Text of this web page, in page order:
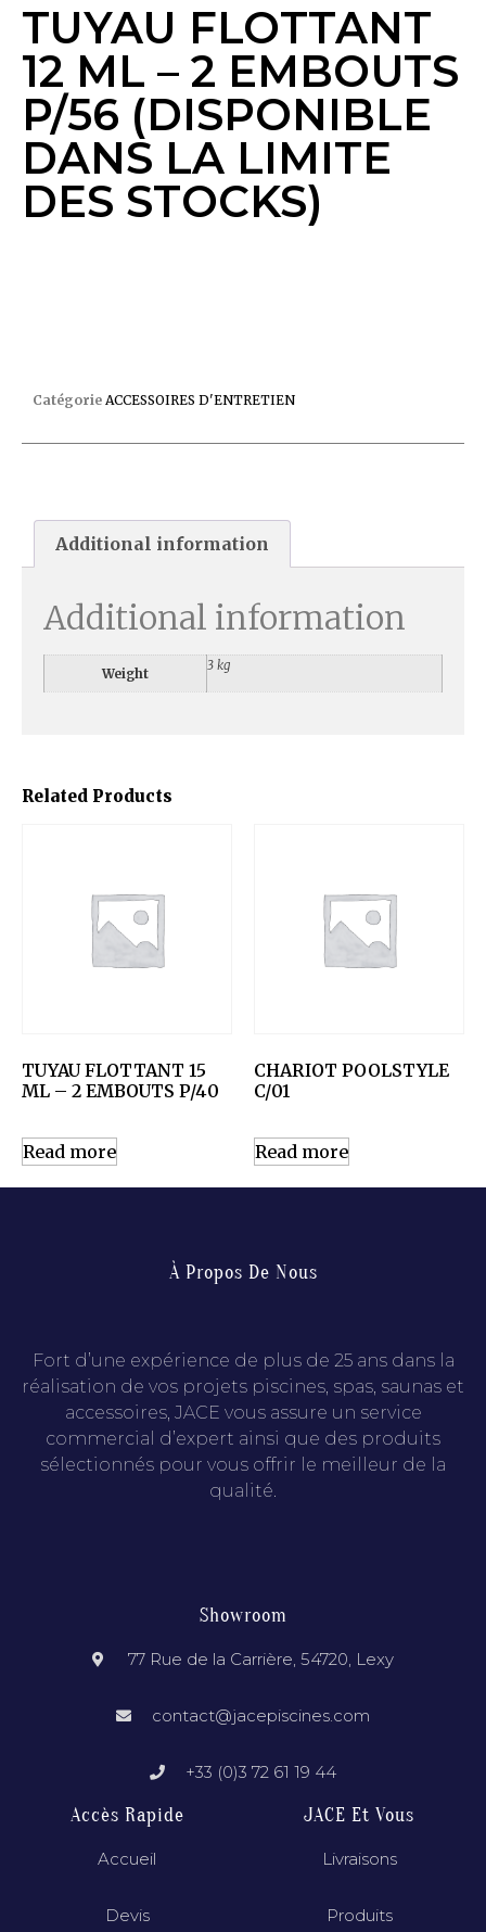
TUYAU FLOTTANT
12 ML – 2 EMBOUTS
P/56 (DISPONIBLE
DANS LA LIMITE
DES STOCKS)
Related Products
TUYAU FLOTTANT 15
ML – 2 EMBOUTS P/40
Read more
CHARIOT POOLSTYLE
C/01
Read more
Catégorie ACCESSOIRES D'ENTRETIEN
Additional information
Additional information
Weight
3 kg
À Propos De Nous
Fort d’une expérience de plus de 25 ans dans la
réalisation de vos projets piscines, spas, saunas et
accessoires, JACE vous assure un service
commercial d’expert ainsi que des produits
sélectionnés pour vous offrir le meilleur de la
qualité.
Showroom
77 Rue de la Carrière, 54720, Lexy
contact@jacepiscines.com
+33 (0)3 72 61 19 44
Accès Rapide
Accueil
Devis
JACE Et Vous
Livraisons
Produits